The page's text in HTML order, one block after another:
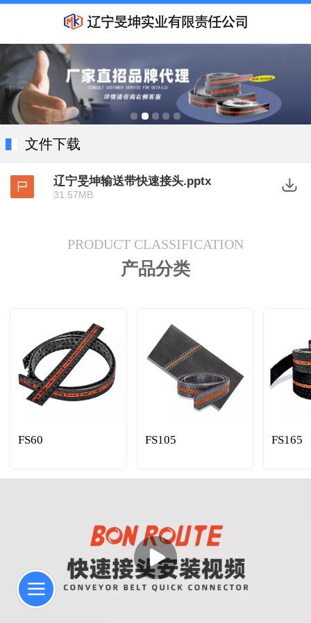
文件下载
辽宁旻坤输送带快速接头.pptx
31.57MB
PRODUCT CLASSIFICATION
产品分类
FS60 FS105 FS165